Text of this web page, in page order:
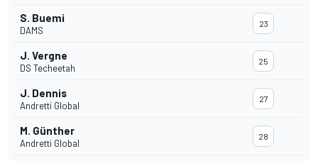
S. Buemi
DAMS
23
J. Vergne
DS Techeetah
25
J. Dennis
Andretti Global
27
M. Günther
Andretti Global
28